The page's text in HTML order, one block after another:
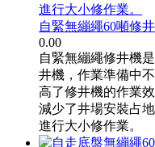
進行大小修作業。
自緊無繃繩60噸修
0.00
自緊無繃繩修井機
井機，作業準備中
高了修井機的作業
減少了井場安裝占
進行大小修作業。